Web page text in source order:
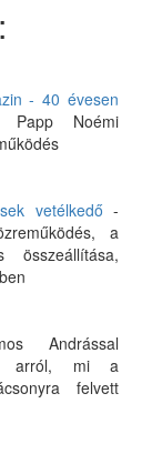
- 40 évesen
Noémi
vetélkedő -
a
összeállítása,
Andrással
arról, mi a
felvett